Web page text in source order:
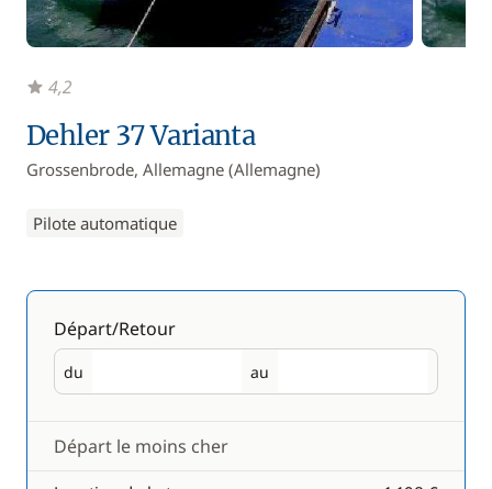
Dehler 37 Varianta
Grossenbrode, Allemagne (Allemagne)
Pilote automatique
4,2
Départ/Retour
du
Départ au
Retour
Départ le moins cher